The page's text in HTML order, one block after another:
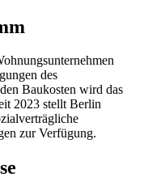
des
Baukosten wird das
2023 stellt Berlin
zur Verfügung.